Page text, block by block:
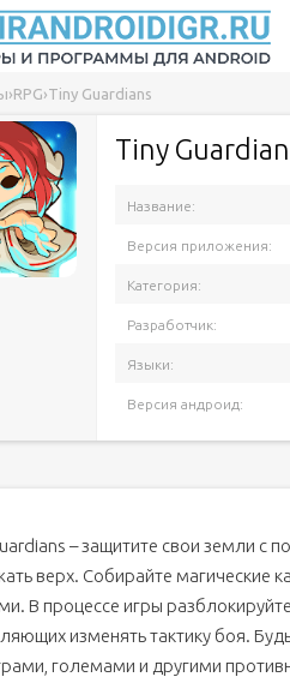
›RPG›Tiny Guardians
Tiny
Название:
Версия приложения:
Категория:
Разработчик:
Языки:
Версия андроид:
– защитите свои земли с
верх. Собирайте магические
В процессе игры
изменять тактику боя.
големами и другими